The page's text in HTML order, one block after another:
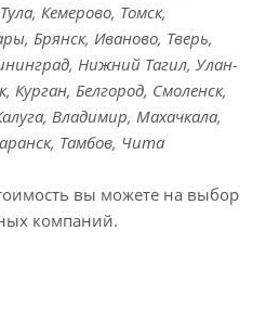
Кемерово, Томск,
Брянск, Иваново, Тверь,
Нижний Тагил, Улан-
Курган, Белгород, Смоленск,
Владимир, Махачкала,
Тамбов, Чита
вы можете на выбор
компаний.